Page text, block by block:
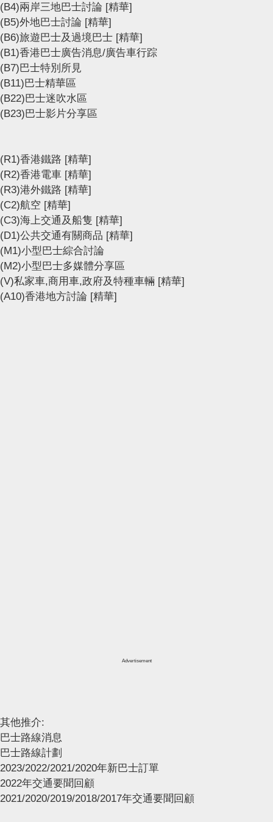
(B4)兩岸三地巴士討論 [精華]
(B5)外地巴士討論 [精華]
(B6)旅遊巴士及過境巴士 [精華]
(B1)香港巴士廣告消息/廣告車行踪
(B7)巴士特別所見
(B11)巴士精華區
(B22)巴士迷吹水區
(B23)巴士影片分享區
(R1)香港鐵路 [精華]
(R2)香港電車 [精華]
(R3)港外鐵路 [精華]
(C2)航空 [精華]
(C3)海上交通及船隻 [精華]
(D1)公共交通有關商品 [精華]
(M1)小型巴士綜合討論
(M2)小型巴士多媒體分享區
(V)私家車,商用車,政府及特種車輛 [精華]
(A10)香港地方討論 [精華]
Advertisement
其他推介:
巴士路線消息
巴士路線計劃
2023/2022/2021/2020年新巴士訂單
2022年交通要聞回顧
2021/2020/2019/2018/2017年交通要聞回顧